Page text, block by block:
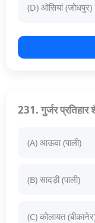
(D) ओसियां (जोधपुर)
231. गुर्जर प्रतिहार
(A) आऊवा (पाली)
(B) सादड़ी (पाली)
(C) कोलायत